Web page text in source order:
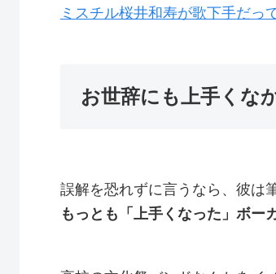
ミスチル桜井和寿が歌下手だっ
お世辞にも上手くな
誤解を恐れずに言うなら、彼は
もっとも「上手くなった」ボー